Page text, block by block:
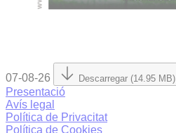
07-08-26 Descarregar (14.95 MB)
Presentació
Avís legal
Política de Privacitat
Política de Cookies